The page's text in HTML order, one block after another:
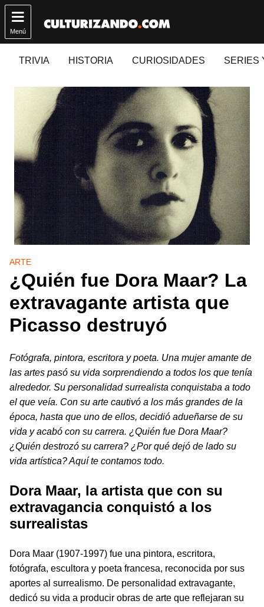

Menú
TRIVIA HISTORIA CURIOSIDADES SERIES
Publicado en:
ARTE
¿Quién fue Dora Maar? La
extravagante artista que
Picasso destruyó
Fotógrafa, pintora, escritora y poeta. Una mujer amante de
las artes pasó su vida sorprendiendo a todos los que tenía
alrededor. Su personalidad surrealista conquistaba a todo
el que veía. Con su arte cautivó a los más grandes de la
época, hasta que uno de ellos, decidió adueñarse de su
vida y acabó con su carrera. ¿Quién fue Dora Maar?
¿Quién destrozó su carrera? ¿Por qué dejó de lado su
vida artística? Aquí te contamos todo.
Dora Maar, la artista que con su
extravagancia conquistó a los
surrealistas
Dora Maar (1907-1997) fue una pintora, escritora,
fotógrafa, escultora y poeta francesa, reconocida por sus
aportes al surrealismo. De personalidad extravagante,
dedicó su vida a producir obras de arte que reflejaran su